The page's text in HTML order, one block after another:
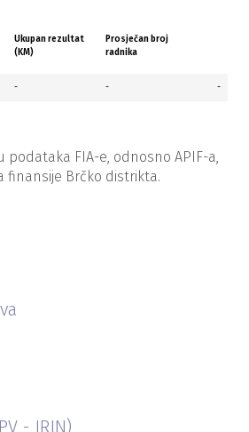
Ukupan rezultat
(KM)
Prosječan broj
radnika
- - -
podataka FIA-e, odnosno APIF-a,
finansije Brčko distrikta.
- JRJN)